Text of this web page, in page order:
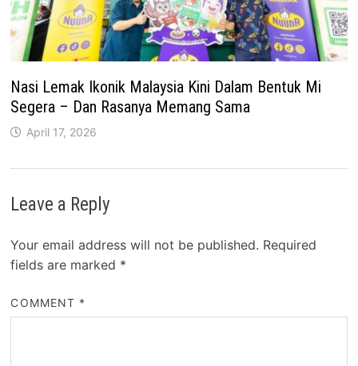
Nasi Lemak Ikonik Malaysia Kini Dalam Bentuk Mi
Segera – Dan Rasanya Memang Sama
April 17, 2026
Leave a Reply
Your email address will not be published. Required
fields are marked *
COMMENT *